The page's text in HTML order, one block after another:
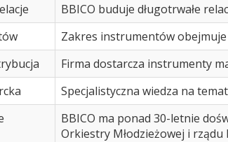
BBICO buduje długotrwałe
Zakres instrumentów
Firma dostarcza instrumenty
Specjalistyczna wiedza na
BBICO ma ponad 30-letnie
Orkiestry Młodzieżowej i rządu